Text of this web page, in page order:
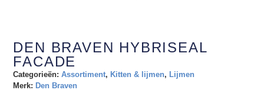
DEN BRAVEN HYBRISEAL
FACADE
Categorieën: Assortiment, Kitten & lijmen, Lijmen
Merk: Den Braven